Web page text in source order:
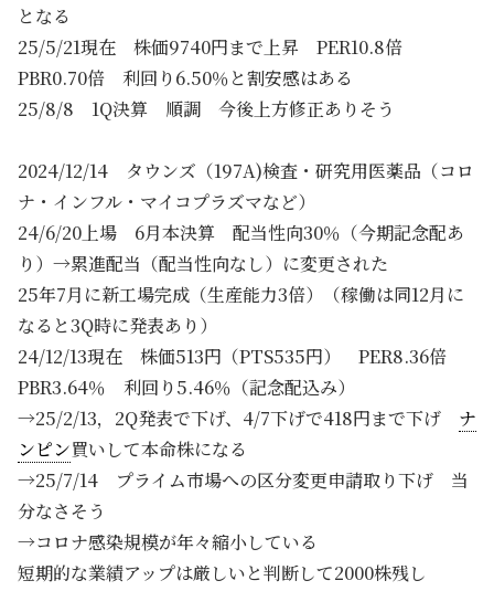
となる
25/5/21現在 株価9740円まで上昇 PER10.8倍
PBR0.70倍 利回り6.50％と割安感はある
25/8/8 1Q決算 順調 今後上方修正ありそう
2024/12/14 タウンズ（197A)検査・研究用医薬品（コロ
ナ・インフル・マイコプラズマなど）
24/6/20上場 6月本決算 配当性向30％（今期記念配あ
り）→累進配当（配当性向なし）に変更された
25年7月に新工場完成（生産能力3倍）（稼働は同12月に
なると3Q時に発表あり）
24/12/13現在 株価513円（PTS535円） PER8.36倍
PBR3.64％ 利回り5.46％（記念配込み）
→25/2/13，2Q発表で下げ、4/7下げで418円まで下げ ナ
ンピン買いして本命株になる
→25/7/14 プライム市場への区分変更申請取り下げ 当
分なさそう
→コロナ感染規模が年々縮小している
短期的な業績アップは厳しいと判断して2000株残し